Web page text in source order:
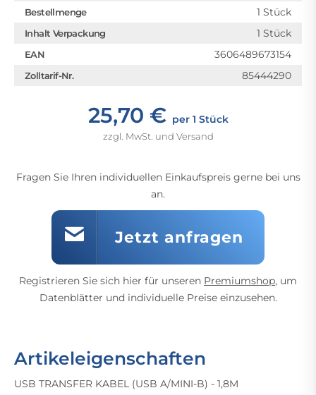
Bestellmenge 1 Stück
Inhalt Verpackung 1 Stück
EAN 3606489673154
Zolltarif-Nr. 85444290
25,70 € per 1 Stück
zzgl. MwSt. und Versand
Fragen Sie Ihren individuellen Einkaufspreis gerne bei uns
an.
Jetzt anfragen
Registrieren Sie sich hier für unseren Premiumshop, um
Datenblätter und individuelle Preise einzusehen.
Artikeleigenschaften
USB TRANSFER KABEL (USB A/MINI-B) - 1,8M